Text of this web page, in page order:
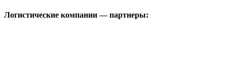
Логистические компании — партнеры: